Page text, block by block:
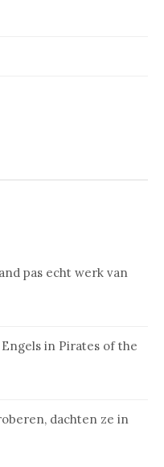
pas echt werk van
Engels in Pirates of the
dachten ze in